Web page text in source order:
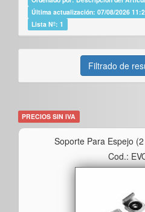
Última actualización: 07/08/2026
Lista Nº: 1
Filtrado de
PRECIOS SIN IVA
Soporte Para Espejo
Cod.: